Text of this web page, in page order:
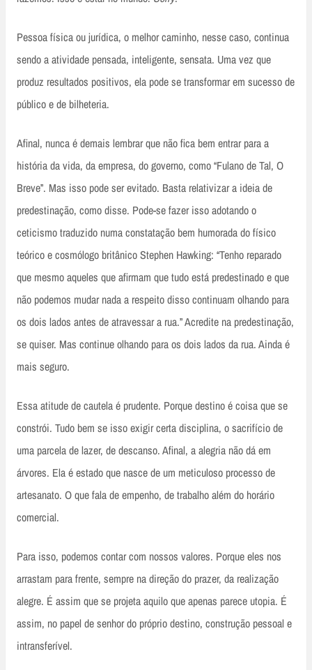
Pessoa física ou jurídica, o melhor caminho, nesse caso, continua
sendo a atividade pensada, inteligente, sensata. Uma vez que
produz resultados positivos, ela pode se transformar em sucesso de
público e de bilheteria.
Afinal, nunca é demais lembrar que não fica bem entrar para a
história da vida, da empresa, do governo, como “Fulano de Tal, O
Breve”. Mas isso pode ser evitado. Basta relativizar a ideia de
predestinação, como disse. Pode-se fazer isso adotando o
ceticismo traduzido numa constatação bem humorada do físico
teórico e cosmólogo britânico Stephen Hawking: “Tenho reparado
que mesmo aqueles que afirmam que tudo está predestinado e que
não podemos mudar nada a respeito disso continuam olhando para
os dois lados antes de atravessar a rua.” Acredite na predestinação,
se quiser. Mas continue olhando para os dois lados da rua. Ainda é
mais seguro.
Essa atitude de cautela é prudente. Porque destino é coisa que se
constrói. Tudo bem se isso exigir certa disciplina, o sacrifício de
uma parcela de lazer, de descanso. Afinal, a alegria não dá em
árvores. Ela é estado que nasce de um meticuloso processo de
artesanato. O que fala de empenho, de trabalho além do horário
comercial.
Para isso, podemos contar com nossos valores. Porque eles nos
arrastam para frente, sempre na direção do prazer, da realização
alegre. É assim que se projeta aquilo que apenas parece utopia. É
assim, no papel de senhor do próprio destino, construção pessoal e
intransferível.